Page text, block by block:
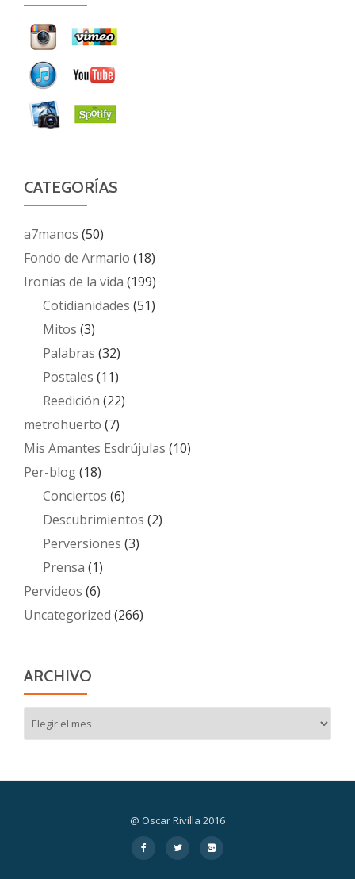
CATEGORÍAS
a7manos (50)
Fondo de Armario (18)
Ironías de la vida (199)
Cotidianidades (51)
Mitos (3)
Palabras (32)
Postales (11)
Reedición (22)
metrohuerto (7)
Mis Amantes Esdrújulas (10)
Per-blog(18)
Conciertos (6)
Descubrimientos (2)
Perversiones (3)
Prensa (1)
Pervideos (6)
Uncategorized (266)
ARCHIVO
@ Oscar Rivilla 2016
fa-
facebook
fa-
twitter
fa-
google-